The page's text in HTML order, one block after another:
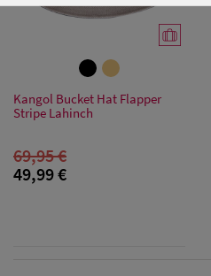
Damen Caps
Damen
Baseball Caps
Damen UV-
Schutz Caps
Kangol Bucket Hat Flapper
Stripe Lahinch
69,95 €
49,99 €